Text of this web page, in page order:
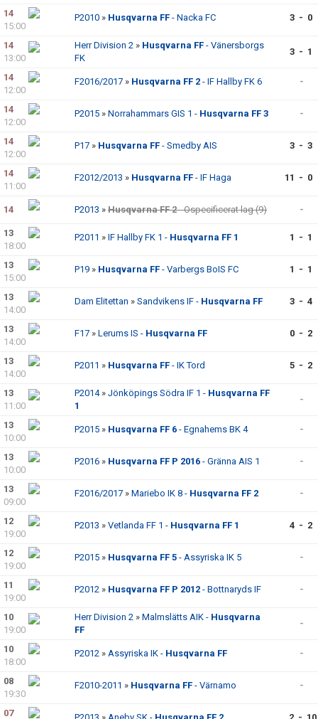
14
15:00
P2010 » Husqvarna FF - Nacka FC 3 - 0
14
13:00
Herr Division 2 » Husqvarna FF - Vänersborgs
FK
3 - 1
14
12:00
F2016/2017 » Husqvarna FF 2 - IF Hallby FK 6 -
14
12:00
P2015 » Norrahammars GIS 1 - Husqvarna FF 3 -
14
12:00
P17 » Husqvarna FF - Smedby AIS 3 - 3
14
11:00
F2012/2013 » Husqvarna FF - IF Haga 11 - 0
14 P2013 » Husqvarna FF 2- Ospecificerat lag (9) -
13
18:00
P2011 » IF Hallby FK 1 - Husqvarna FF 1 1 - 1
13
15:00
P19 » Husqvarna FF - Varbergs BoIS FC 1 - 1
13
14:00
Dam Elitettan » Sandvikens IF - Husqvarna FF 3 - 4
13
14:00
F17 » Lerums IS - Husqvarna FF 0 - 2
13
14:00
P2011 » Husqvarna FF - IK Tord 5 - 2
13
11:00
P2014» Jönköpings Södra IF 1 - Husqvarna FF
1
-
13
10:00
P2015 » Husqvarna FF 6 - Egnahems BK 4 -
13
10:00
P2016 » Husqvarna FF P 2016 - Gränna AIS 1 -
13
09:00
F2016/2017 » Mariebo IK 8 - Husqvarna FF 2 -
12
19:00
P2013 » Vetlanda FF 1 - Husqvarna FF 1 4 - 2
12
19:00
P2015 » Husqvarna FF 5 - Assyriska IK 5 -
11
19:00
P2012 » Husqvarna FF P 2012 - Bottnaryds IF -
10
19:00
Herr Division 2 » Malmslätts AIK - Husqvarna
FF
-
10
18:00
P2012 » Assyriska IK - Husqvarna FF -
08
19:30
F2010-2011 » Husqvarna FF - Värnamo -
07